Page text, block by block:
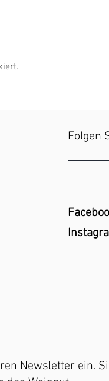
Folgen
Newsletter ein.